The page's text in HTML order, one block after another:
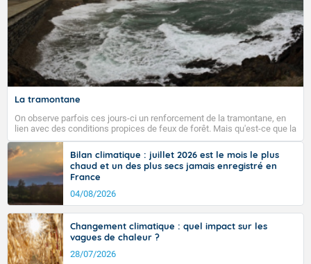
Fermer
La tramontane
On observe parfois ces jours-ci un renforcement de la tramontane, en
lien avec des conditions propices de feux de forêt. Mais qu'est-ce que la
tramontane ? Quelles sont ses caractéristiques ? La tramontane est un
vent turbulent soufflant de secteur nord-ouest à nord, ou ouest à nord-
ouest, dans un secteur qui part du Roussillon à la vallée de l’Aude et à
l’ouest de l’Hérault. L’étymologie de ce vent vient du latin trasmontanus,
signifiant au-delà des monts, en allusion aux régions montagneuses
d’où provient ce vent.
Bilan climatique : juillet 2026 est le mois le plus
chaud et un des plus secs jamais enregistré en
France
04/08/2026
Changement climatique : quel impact sur les
vagues de chaleur ?
28/07/2026